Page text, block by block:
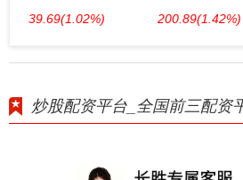
39.69(1.02%) 200.89(1.42%)
炒股配资平台_全国前三配资